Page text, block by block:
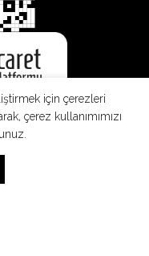
için çerezleri
çerez kullanımımızı